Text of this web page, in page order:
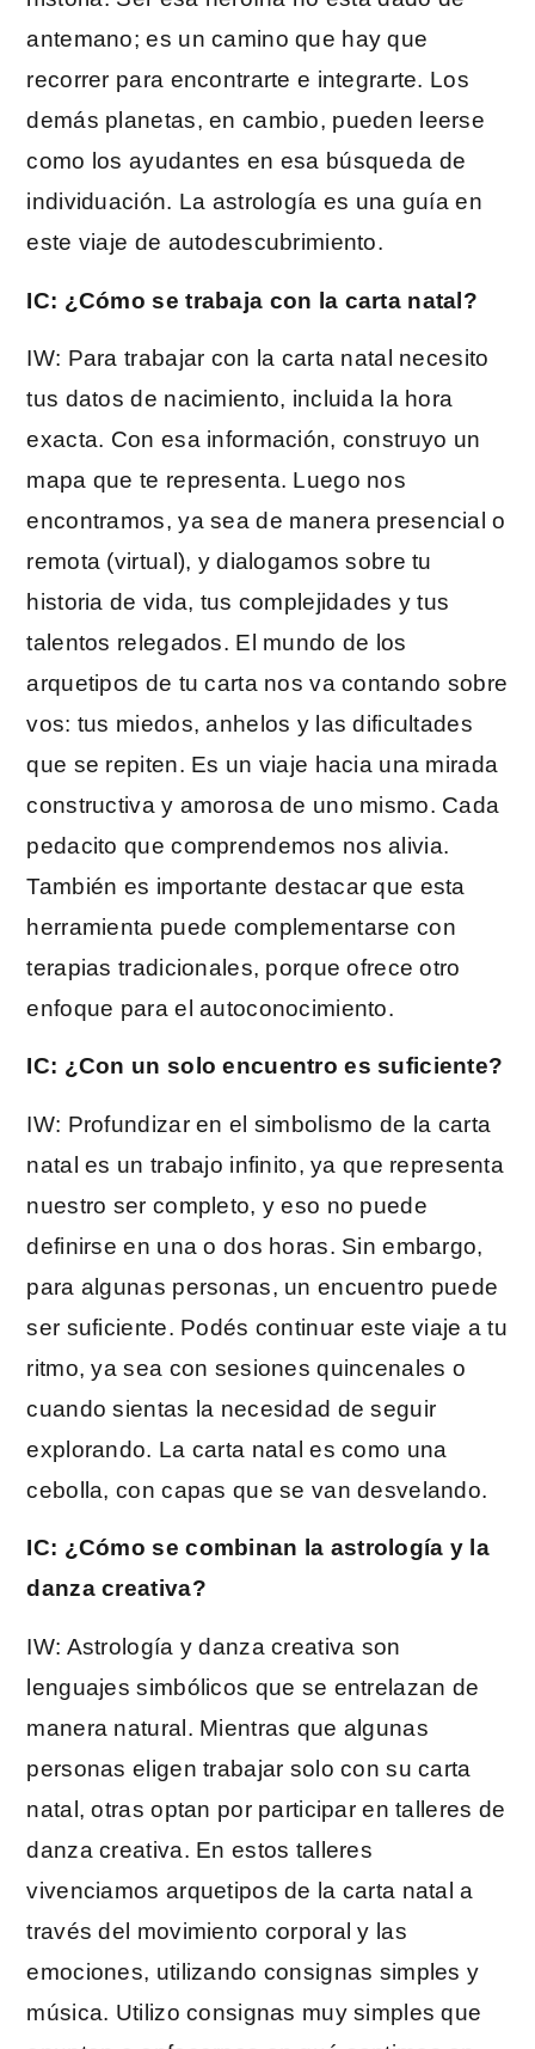
antemano; es un camino que hay que
recorrer para encontrarte e integrarte. Los
demás planetas, en cambio, pueden leerse
como los ayudantes en esa búsqueda de
individuación. La astrología es una guía en
este viaje de autodescubrimiento.
IC: ¿Cómo se trabaja con la carta natal?
IW: Para trabajar con la carta natal necesito
tus datos de nacimiento, incluida la hora
exacta. Con esa información, construyo un
mapa que te representa. Luego nos
encontramos, ya sea de manera presencial o
remota (virtual), y dialogamos sobre tu
historia de vida, tus complejidades y tus
talentos relegados. El mundo de los
arquetipos de tu carta nos va contando sobre
vos: tus miedos, anhelos y las dificultades
que se repiten. Es un viaje hacia una mirada
constructiva y amorosa de uno mismo. Cada
pedacito que comprendemos nos alivia.
También es importante destacar que esta
herramienta puede complementarse con
terapias tradicionales, porque ofrece otro
enfoque para el autoconocimiento.
IC: ¿Con un solo encuentro es suficiente?
IW: Profundizar en el simbolismo de la carta
natal es un trabajo infinito, ya que representa
nuestro ser completo, y eso no puede
definirse en una o dos horas. Sin embargo,
para algunas personas, un encuentro puede
ser suficiente. Podés continuar este viaje a tu
ritmo, ya sea con sesiones quincenales o
cuando sientas la necesidad de seguir
explorando. La carta natal es como una
cebolla, con capas que se van desvelando.
IC: ¿Cómo se combinan la astrología y la
danza creativa?
IW: Astrología y danza creativa son
lenguajes simbólicos que se entrelazan de
manera natural. Mientras que algunas
personas eligen trabajar solo con su carta
natal, otras optan por participar en talleres de
danza creativa. En estos talleres
vivenciamos arquetipos de la carta natal a
través del movimiento corporal y las
emociones, utilizando consignas simples y
música. Utilizo consignas muy simples que